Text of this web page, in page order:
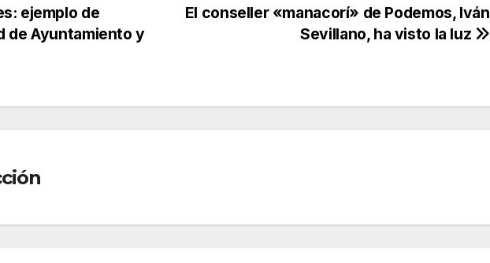
m
p
El conseller «manacorí» de Podemos, Iván
Sevillano, ha visto la luz
ejemplo de
de Ayuntamiento y